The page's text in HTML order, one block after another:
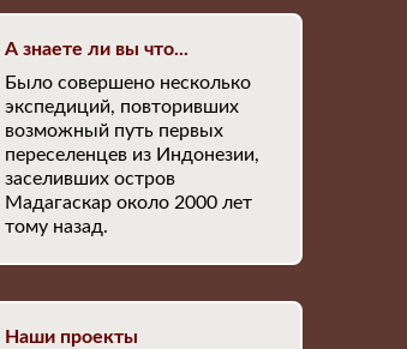
А знаете ли вы что...
Было совершено несколько
экспедиций, повторивших
возможный путь первых
переселенцев из Индонезии,
заселивших остров
Мадагаскар около 2000 лет
тому назад.
Наши проекты